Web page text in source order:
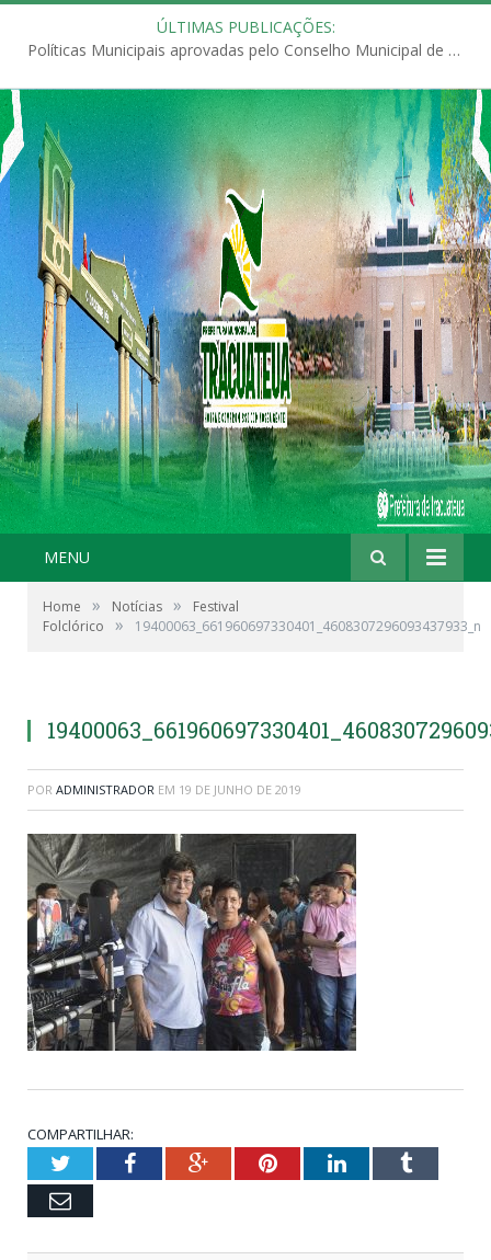
ÚLTIMAS PUBLICAÇÕES:
Políticas Municipais aprovadas pelo Conselho Municipal de Educação (CME)
MENU
Home » Notícias »
Festival
Folclórico
» 19400063_661960697330401_4608307296093437933_n
POR ADMINISTRADOR EM 19 DE JUNHO DE 2019
COMPARTILHAR:
TwitterFacebookGoogle+PinterestLinkedInTumblr
Email